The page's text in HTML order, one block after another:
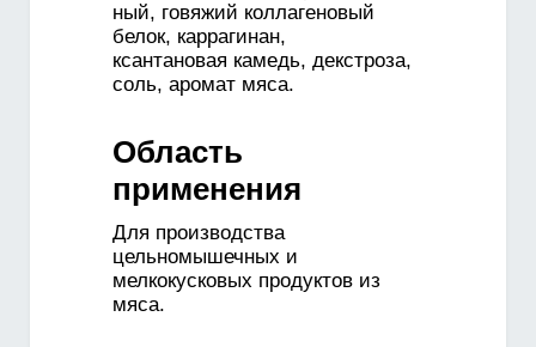
ный, говяжий коллагеновый
белок, каррагинан,
ксантановая камедь, декстроза,
соль, аромат мяса.
Область
применения
Для производства
цельномышечных и
мелкокусковых продуктов из
мяса.